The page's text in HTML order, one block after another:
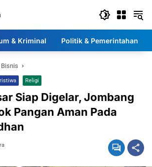
& Kriminal Politik & Pemerintahan
Bisnis
Religi
Siap Digelar, Jombang
Pangan Aman Pada